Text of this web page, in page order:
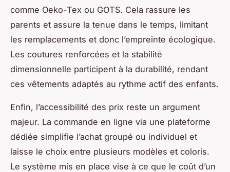
comme Oeko-Tex ou GOTS. Cela rassure les
parents et assure la tenue dans le temps, limitant
les remplacements et donc l’empreinte écologique.
Les coutures renforcées et la stabilité
dimensionnelle participent à la durabilité, rendant
ces vêtements adaptés au rythme actif des enfants.
Enfin, l’accessibilité des prix reste un argument
majeur. La commande en ligne via une plateforme
dédiée simplifie l’achat groupé ou individuel et
laisse le choix entre plusieurs modèles et coloris.
Le système mis en place vise à ce que le coût d’un